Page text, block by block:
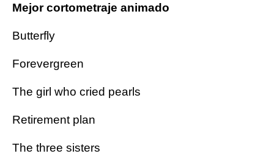
Mejor cortometraje animado
Butterfly
Forevergreen
The girl who cried pearls
Retirement plan
The three sisters